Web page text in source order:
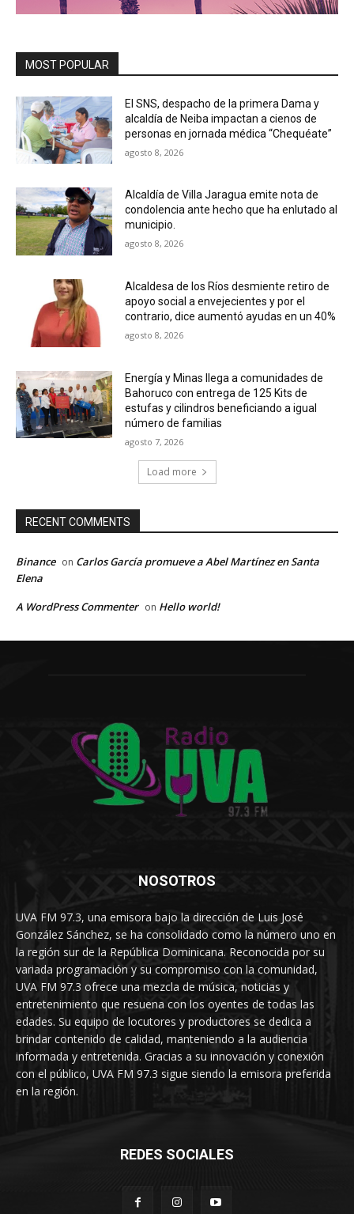
MOST POPULAR
El SNS, despacho de la primera Dama y
alcaldía de Neiba impactan a cienos de
personas en jornada médica “Chequéate”
agosto 8, 2026
Alcaldía de Villa Jaragua emite nota de
condolencia ante hecho que ha enlutado al
municipio.
agosto 8, 2026
Alcaldesa de los Ríos desmiente retiro de
apoyo social a envejecientes y por el
contrario, dice aumentó ayudas en un 40%
agosto 8, 2026
Energía y Minas llega a comunidades de
Bahoruco con entrega de 125 Kits de
estufas y cilindros beneficiando a igual
número de familias
agosto 7, 2026
Load more
RECENT COMMENTS
Binance on Carlos García promueve a Abel Martínez en Santa
Elena
A WordPress Commenter on Hello world!
NOSOTROS
UVA FM 97.3, una emisora bajo la dirección de Luis José
González Sánchez, se ha consolidado como la número uno en
la región sur de la República Dominicana. Reconocida por su
variada programación y su compromiso con la comunidad,
UVA FM 97.3 ofrece una mezcla de música, noticias y
entretenimiento que resuena con los oyentes de todas las
edades. Su equipo de locutores y productores se dedica a
brindar contenido de calidad, manteniendo a la audiencia
informada y entretenida. Gracias a su innovación y conexión
con el público, UVA FM 97.3 sigue siendo la emisora preferida
en la región.
REDES SOCIALES